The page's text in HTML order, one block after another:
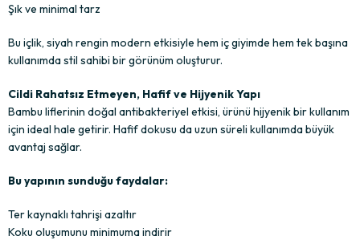
Şık ve minimal tarz
Bu içlik, siyah rengin modern etkisiyle hem iç giyimde hem tek başına
kullanımda stil sahibi bir görünüm oluşturur.
Cildi Rahatsız Etmeyen, Hafif ve Hijyenik Yapı
Bambu liflerinin doğal antibakteriyel etkisi, ürünü hijyenik bir kullanım
için ideal hale getirir. Hafif dokusu da uzun süreli kullanımda büyük
avantaj sağlar.
Bu yapının sunduğu faydalar:
Ter kaynaklı tahrişi azaltır
Koku oluşumunu minimuma indirir